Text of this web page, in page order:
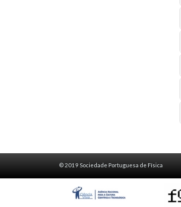
© 2019 Sociedade Portuguesa de Física